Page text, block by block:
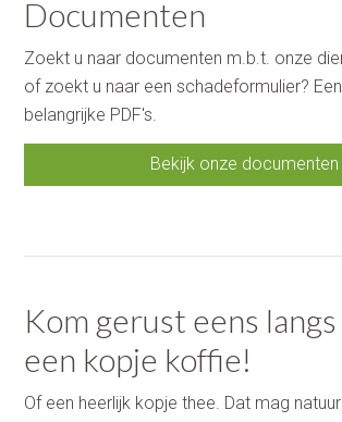
Documenten
Zoekt u naar documenten m.b.t. onze
of zoekt u naar een schadeformulier?
belangrijke PDF's.
Bekijk onze documenten
Kom gerust eens
een kopje koffie!
Of een heerlijk kopje thee. Dat mag